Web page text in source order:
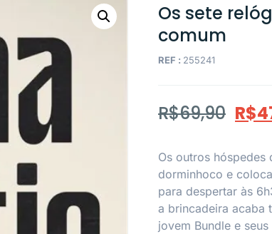
Os sete
comum
REF : 255241
R$69,90 R$
Os outros hóspedes
dorminhoco e
para despertar às
a brincadeira acaba
jovem Bundle e